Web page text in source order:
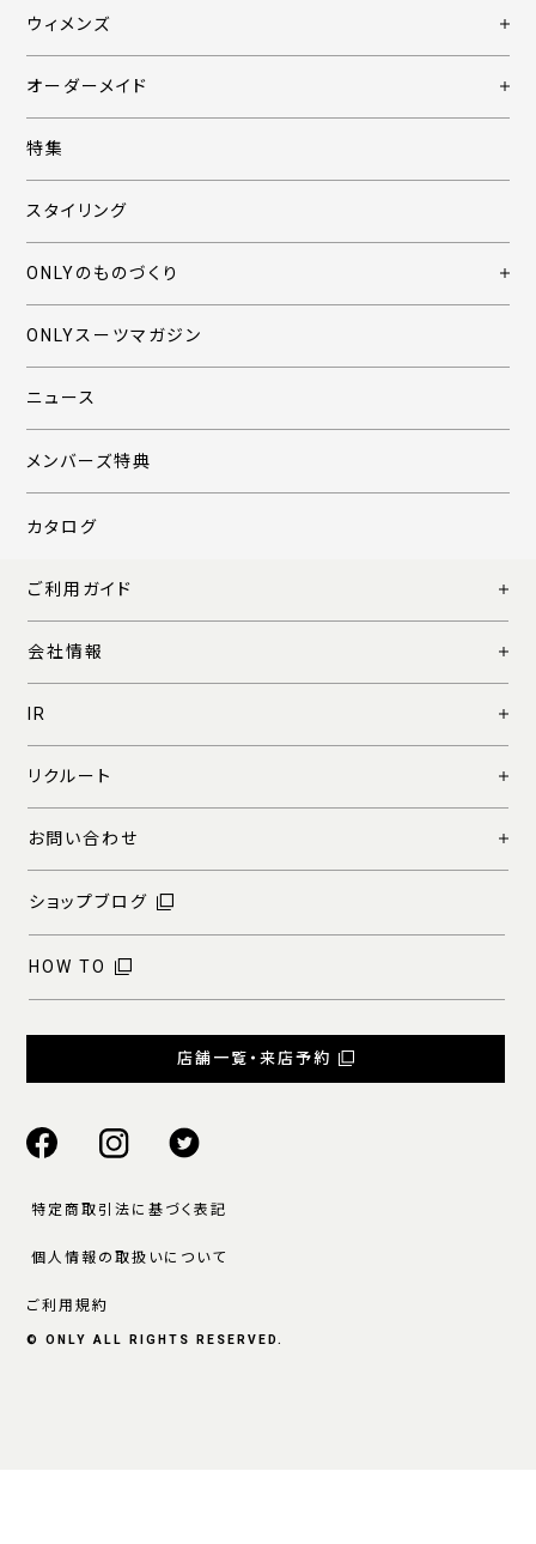
ウィメンズ
オーダーメイド
特集
スタイリング
ONLYのものづくり
ONLYスーツマガジン
ニュース
メンバーズ特典
カタログ
ご利用ガイド
会社情報
IR
リクルート
お問い合わせ
ショップブログ
HOW TO
店舗一覧・来店予約
特定商取引法に基づく表記
個人情報の取扱いについて
ご利用規約
© ONLY ALL RIGHTS RESERVED.